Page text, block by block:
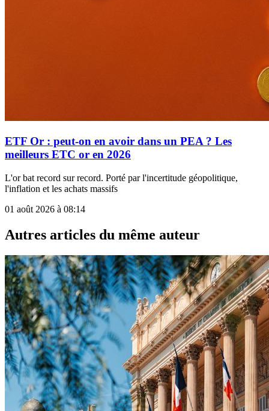
ETF Or : peut-on en avoir dans un PEA ? Les
meilleurs ETC or en 2026
L'or bat record sur record. Porté par l'incertitude géopolitique,
l'inflation et les achats massifs
01 août 2026 à 08:14
Autres articles du même auteur